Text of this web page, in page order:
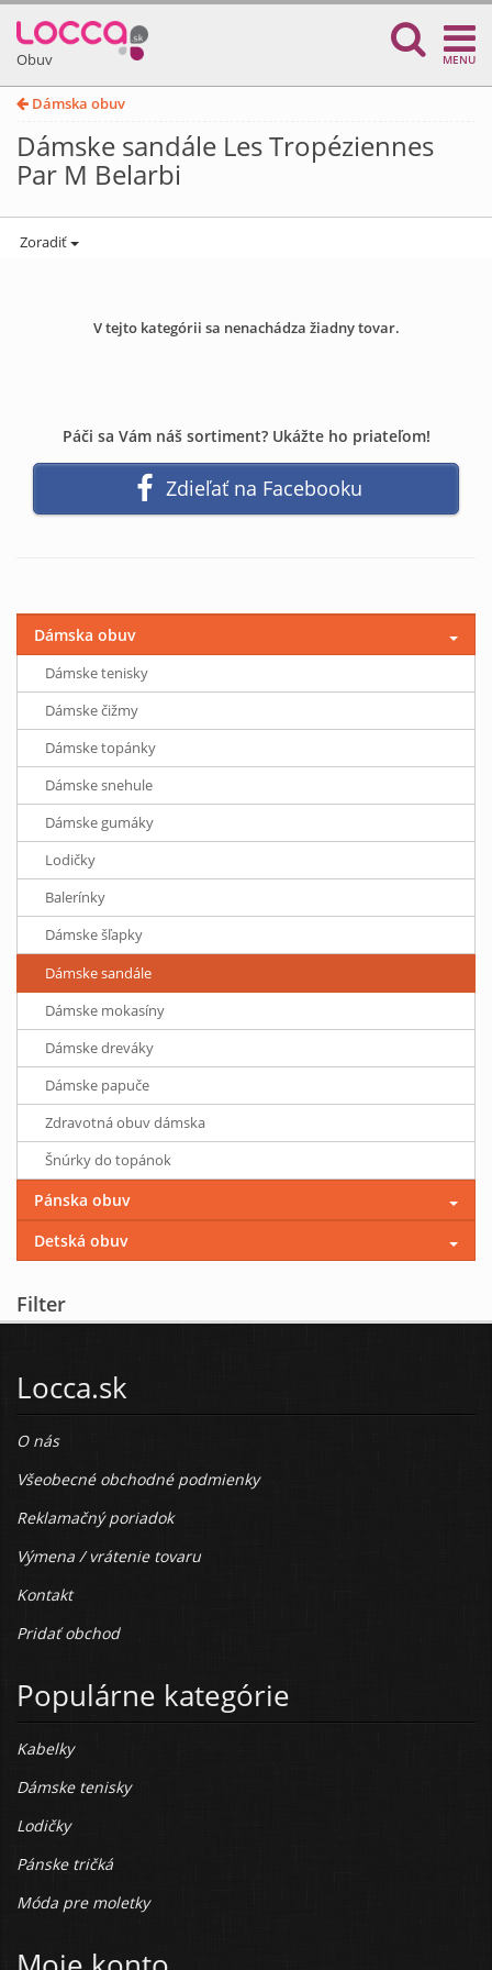
Obuv MENU
Dámska obuv
Dámske sandále Les Tropéziennes
Par M Belarbi
Zoradiť
V tejto kategórii sa nenachádza žiadny tovar.
Páči sa Vám náš sortiment? Ukážte ho priateľom!
Zdieľať na Facebooku
Dámska obuv
Dámske tenisky
Dámske čižmy
Dámske topánky
Dámske snehule
Dámske gumáky
Lodičky
Balerínky
Dámske šľapky
Dámske sandále
Dámske mokasíny
Dámske dreváky
Dámske papuče
Zdravotná obuv dámska
Šnúrky do topánok
Pánska obuv
Detská obuv
Filter
Locca.sk
O nás
Všeobecné obchodné podmienky
Reklamačný poriadok
Výmena / vrátenie tovaru
Kontakt
Pridať obchod
Populárne kategórie
Kabelky
Dámske tenisky
Lodičky
Pánske tričká
Móda pre moletky